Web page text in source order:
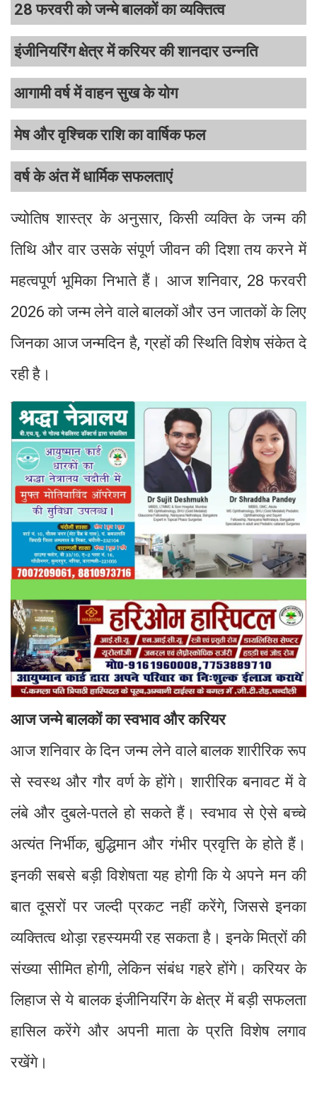
28 फरवरी को जन्मे बालकों का व्यक्तित्व
इंजीनियरिंग क्षेत्र में करियर की शानदार उन्नति
आगामी वर्ष में वाहन सुख के योग
मेष और वृश्चिक राशि का वार्षिक फल
वर्ष के अंत में धार्मिक सफलताएं
ज्योतिष शास्त्र के अनुसार, किसी व्यक्ति के जन्म की
तिथि और वार उसके संपूर्ण जीवन की दिशा तय करने में
महत्वपूर्ण भूमिका निभाते हैं। आज शनिवार, 28 फरवरी
2026 को जन्म लेने वाले बालकों और उन जातकों के लिए
जिनका आज जन्मदिन है, ग्रहों की स्थिति विशेष संकेत दे
रही है।
आज जन्मे बालकों का स्वभाव और करियर
आज शनिवार के दिन जन्म लेने वाले बालक शारीरिक रूप
से स्वस्थ और गौर वर्ण के होंगे। शारीरिक बनावट में वे
लंबे और दुबले-पतले हो सकते हैं। स्वभाव से ऐसे बच्चे
अत्यंत निर्भीक, बुद्धिमान और गंभीर प्रवृत्ति के होते हैं।
इनकी सबसे बड़ी विशेषता यह होगी कि ये अपने मन की
बात दूसरों पर जल्दी प्रकट नहीं करेंगे, जिससे इनका
व्यक्तित्व थोड़ा रहस्यमयी रह सकता है। इनके मित्रों की
संख्या सीमित होगी, लेकिन संबंध गहरे होंगे। करियर के
लिहाज से ये बालक इंजीनियरिंग के क्षेत्र में बड़ी सफलता
हासिल करेंगे और अपनी माता के प्रति विशेष लगाव
रखेंगे।